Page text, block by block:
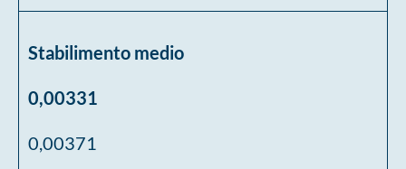
Stabilimento medio
0,00331
0,00371